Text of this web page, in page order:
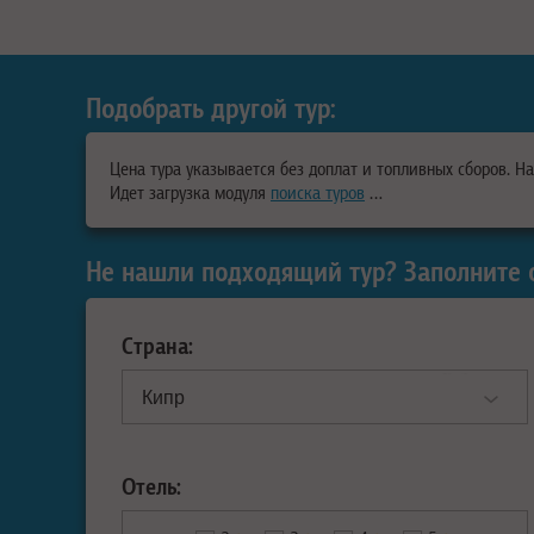
Подобрать другой тур:
Цена тура указывается без доплат и топливных сборов.
Идет загрузка модуля поиска туров …
Не нашли подходящий тур?
Страна:
Отель: